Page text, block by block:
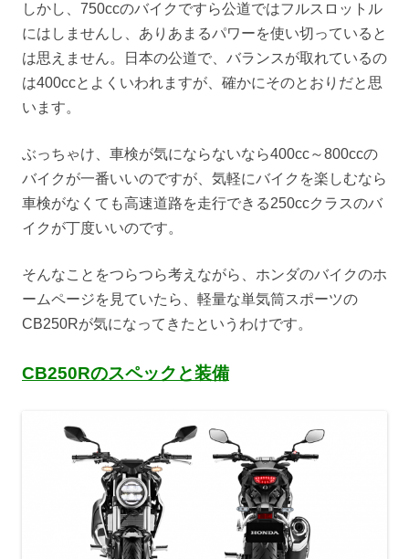
しかし、750ccのバイクですら公道ではフルスロットル
にはしませんし、ありあまるパワーを使い切っていると
は思えません。日本の公道で、バランスが取れているの
は400ccとよくいわれますが、確かにそのとおりだと思
います。
ぶっちゃけ、車検が気にならないなら400cc～800ccの
バイクが一番いいのですが、気軽にバイクを楽しむなら
車検がなくても高速道路を走行できる250ccクラスのバ
イクが丁度いいのです。
そんなことをつらつら考えながら、ホンダのバイクのホ
ームページを見ていたら、軽量な単気筒スポーツの
CB250Rが気になってきたというわけです。
CB250Rのスペックと装備